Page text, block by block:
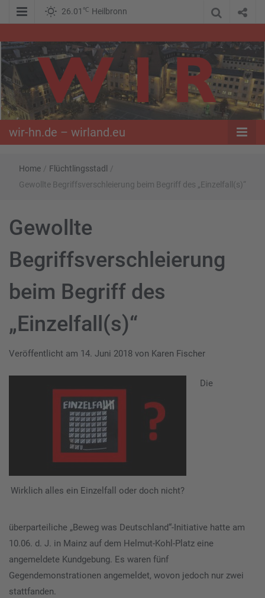
26.01 ℃ Heilbronn
wir-hn.de –
wirland.eu
wir-hn.de – wirland.eu
Home / Flüchtlingsstadl
/
Gewollte Begriffsverschleierung beim Begriff des „Einzelfall(s)“
Gewollte
Begriffsverschleierung
beim Begriff des
„Einzelfall(s)“
Veröffentlicht am 14. Juni 2018 von Karen Fischer
Wirklich alles ein Einzelfall oder doch nicht?
Die
überparteiliche „Beweg was Deutschland“-Initiative hatte am
10.06. d. J. in Mainz auf dem Helmut-Kohl-Platz eine
angemeldete Kundgebung. Es waren fünf
Gegendemonstrationen angemeldet, wovon jedoch nur zwei
stattfanden.